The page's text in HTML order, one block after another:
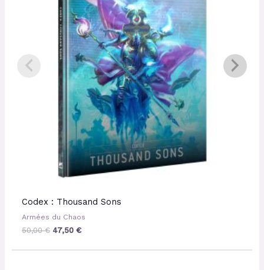
Codex : Thousand Sons
Armées du Chaos
50,00€ 47,50€